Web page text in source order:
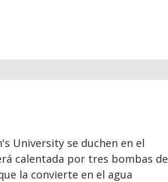
University se duchen en el
calentada por tres bombas de
la convierte en el agua